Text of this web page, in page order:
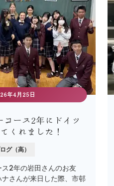
年4月25日
コース2年にドイツ
くれました！
グ（高）
2年の岩田さんのお友
さんが来日した際、市邨